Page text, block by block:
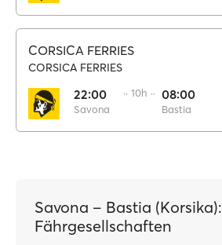
CORSICA FERRIES
CORSICA FERRIES
22:00
Savona
·· 10h ·· 08:00
Bastia
Savona – Bastia (Korsika):
Fährgesellschaften